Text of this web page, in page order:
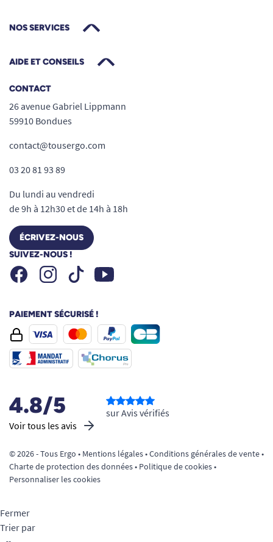
NOS SERVICES
AIDE ET CONSEILS
CONTACT
26 avenue Gabriel Lippmann
59910 Bondues
contact@tousergo.com
03 20 81 93 89
Du lundi au vendredi
de 9h à 12h30 et de 14h à 18h
ÉCRIVEZ-NOUS
SUIVEZ-NOUS !
FacebookInstagramTiktok Youtube
PAIEMENT SÉCURISÉ !
4.8/5
Voir tous les avis
sur Avis vérifiés
© 2026 - Tous Ergo • Mentions légales•Conditions générales de vente•
Charte de protection des données• Politique de cookies•
Personnaliser les cookies
Fermer
Trier par